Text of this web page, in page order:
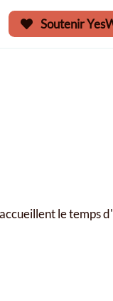
Soutenir
le temps